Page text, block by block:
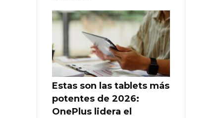
Estas son las tablets más
potentes de 2026:
OnePlus lidera el